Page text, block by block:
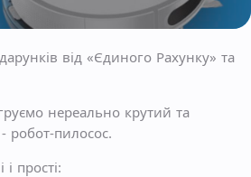
від «Єдиного Рахунку» та
нереально крутий та
робот-пилосос.
прості: